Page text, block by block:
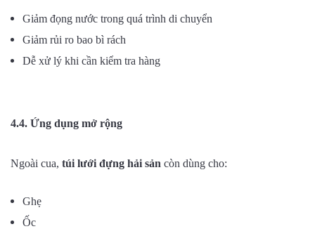
Giảm đọng nước trong quá trình di chuyển
Giảm rủi ro bao bì rách
Dễ xử lý khi cần kiểm tra hàng
4.4. Ứng dụng mở rộng
Ngoài cua, túi lưới đựng hải sản còn dùng cho:
Ghẹ
Ốc